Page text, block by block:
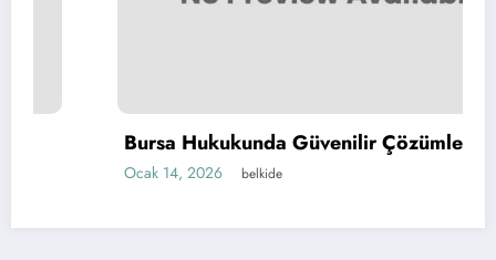
Bursa Hukukunda Güvenilir Çözümler
Ocak 14, 2026 belkide